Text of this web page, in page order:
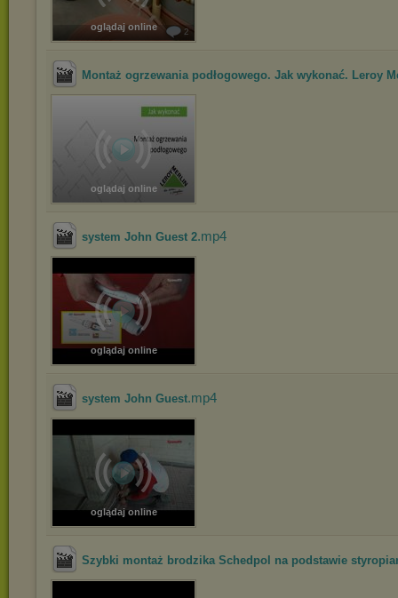
oglądaj online 2
Montaż ogrzewania podłogowego. Jak wykonać. Leroy
oglądaj online
system John Guest 2.mp4
oglądaj online
system John Guest.mp4
oglądaj online
Szybki montaż brodzika Schedpol na podstawie